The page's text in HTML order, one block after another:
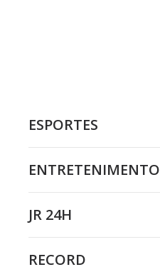
ESPORTES
ENTRETENIMENTO
JR 24H
RECORD